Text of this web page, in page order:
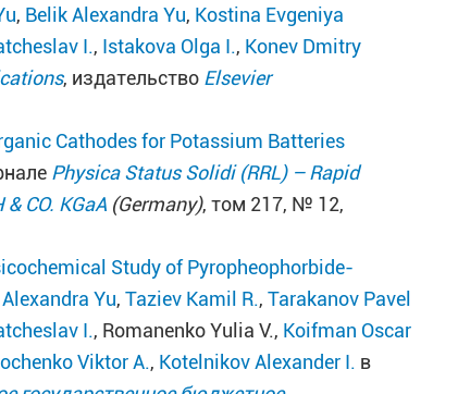
, Belik Alexandra Yu, Kostina Evgeniya
I., Istakova Olga I., Konev Dmitry
, издательство Elsevier
Cathodes for Potassium Batteries
Physica Status Solidi (RRL) – Rapid
CO. KGaA (Germany), том 217, № 12,
Study of Pyropheophorbide-
Yu,Taziev Kamil R.,Tarakanov Pavel
I., Romanenko Yulia V., Koifman Oscar
Viktor A., Kotelnikov Alexander I. в